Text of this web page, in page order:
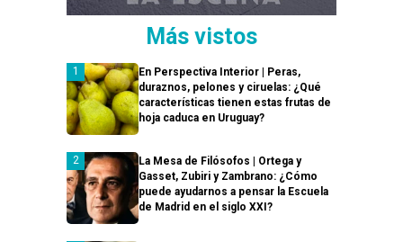
Más vistos
En Perspectiva Interior | Peras,
duraznos, pelones y ciruelas: ¿Qué
características tienen estas frutas de
hoja caduca en Uruguay?
La Mesa de Filósofos | Ortega y
Gasset, Zubiri y Zambrano: ¿Cómo
puede ayudarnos a pensar la Escuela
de Madrid en el siglo XXI?